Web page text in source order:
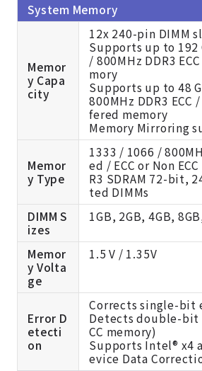
System Memory
Memor
y Capa
city
12x 240-pin DIMM
Supports up to 192
/ 800MHz DDR3
mory
Supports up to 48
800MHz DDR3 ECC
fered memory
Memory Mirroring
Memor
y Type
1333 / 1066 /
ed / ECC or Non
R3 SDRAM 72-bit,
ted DIMMs
DIMM S
izes
1GB, 2GB, 4GB,
Memor
y Volta
ge
1.5 V / 1.35V
Error D
etecti
on
Corrects single-bit
Detects double-bit
CC memory)
Supports Intel® x4
evice Data